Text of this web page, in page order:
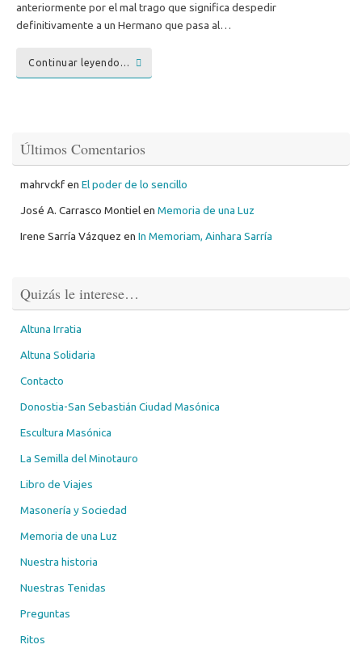
anteriormente por el mal trago que significa despedir
definitivamente a un Hermano que pasa al…
Continuar leyendo…
Últimos Comentarios
mahrvckfen El poder de lo sencillo
José A. Carrasco Montielen Memoria de una Luz
Irene Sarría Vázquez en In Memoriam, Ainhara Sarría
Quizás le interese…
Altuna Irratia
Altuna Solidaria
Contacto
Donostia-San Sebastián Ciudad Masónica
Escultura Masónica
La Semilla del Minotauro
Libro de Viajes
Masonería y Sociedad
Memoria de una Luz
Nuestra historia
Nuestras Tenidas
Preguntas
Ritos